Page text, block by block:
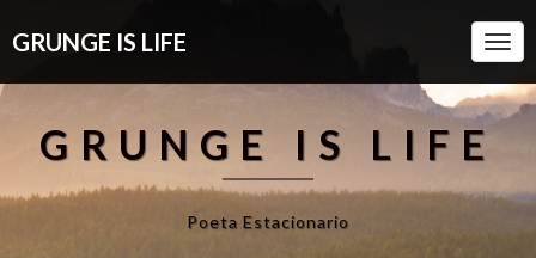
GRUNGE IS LIFE
GRUNGE IS LIFE
Poeta Estacionario